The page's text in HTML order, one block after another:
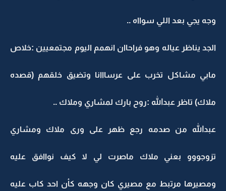
وجه يجي بعد اللي سوااه ..
الجد يناظر عياله وهو فراحاان انهمم اليوم مجتمعيين :خلاص
مابي مشاكل تخرب على عرسااانا وتضيق خلقهم (قصده
ملاك) تاظر عبدالله :روح بارك لمشاري وملاك ..
عبدالله من صدمه رجع ظهر على ورى ملاك ومشاري
تزوجووو بعني ملاك ماصرت لي لا كيف نواافق عليه
ومصيرها مرتبط مع مصيري كان وجهه كأن احد كاب عليه